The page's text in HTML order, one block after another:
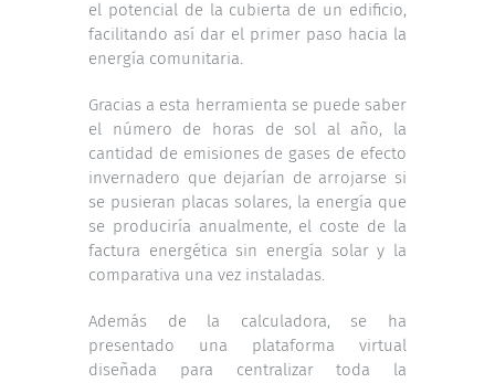
el potencial de la cubierta de un edificio,
facilitando así dar el primer paso hacia la
energía comunitaria.
Gracias a esta herramienta se puede saber
el número de horas de sol al año, la
cantidad de emisiones de gases de efecto
invernadero que dejarían de arrojarse si
se pusieran placas solares, la energía que
se produciría anualmente, el coste de la
factura energética sin energía solar y la
comparativa una vez instaladas.
Además de la calculadora, se ha
presentado una plataforma virtual
diseñada para centralizar toda la